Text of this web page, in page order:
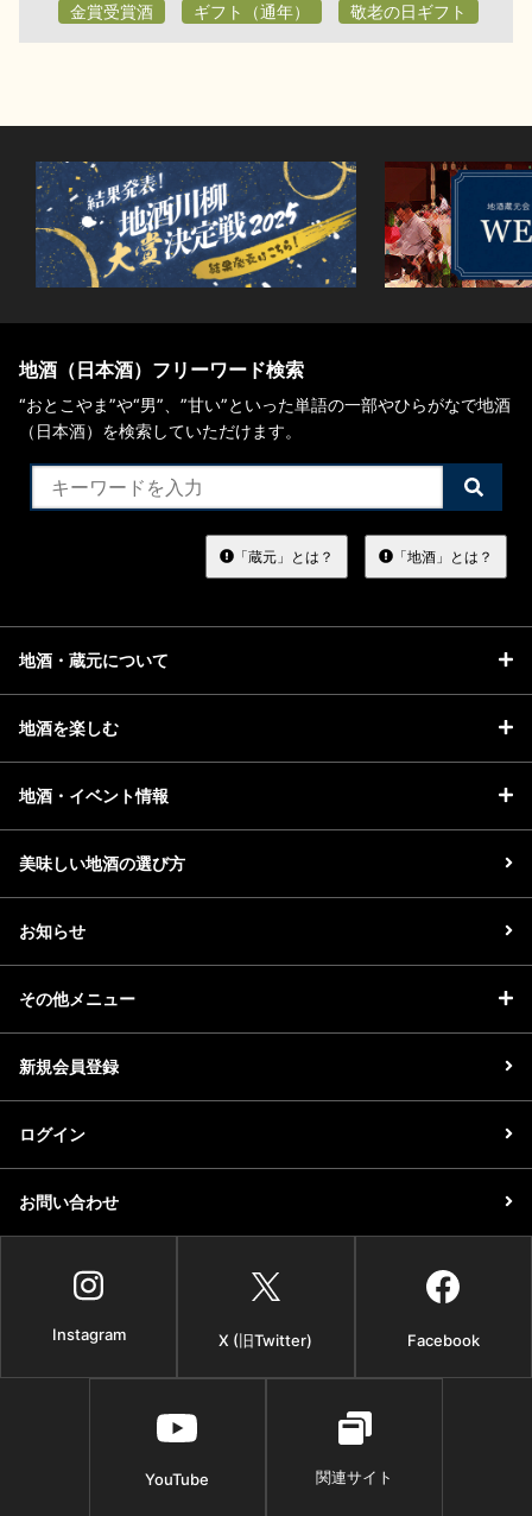
金賞受賞酒 ギフト（通年） 敬老の日ギフト
地酒（日本酒）フリーワード検索
“おとこやま”や“男”、”甘い”といった単語の一部やひらがなで地酒
（日本酒）を検索していただけます。
検
索
る
「蔵元」とは？ 「地酒」とは？
地酒・蔵元について
地酒を楽しむ
地酒・イベント情報
美味しい地酒の選び方
お知らせ
その他メニュー
新規会員登録
ログイン
お問い合わせ
Instagram X (旧Twitter) Facebook
YouTube 関連サイト